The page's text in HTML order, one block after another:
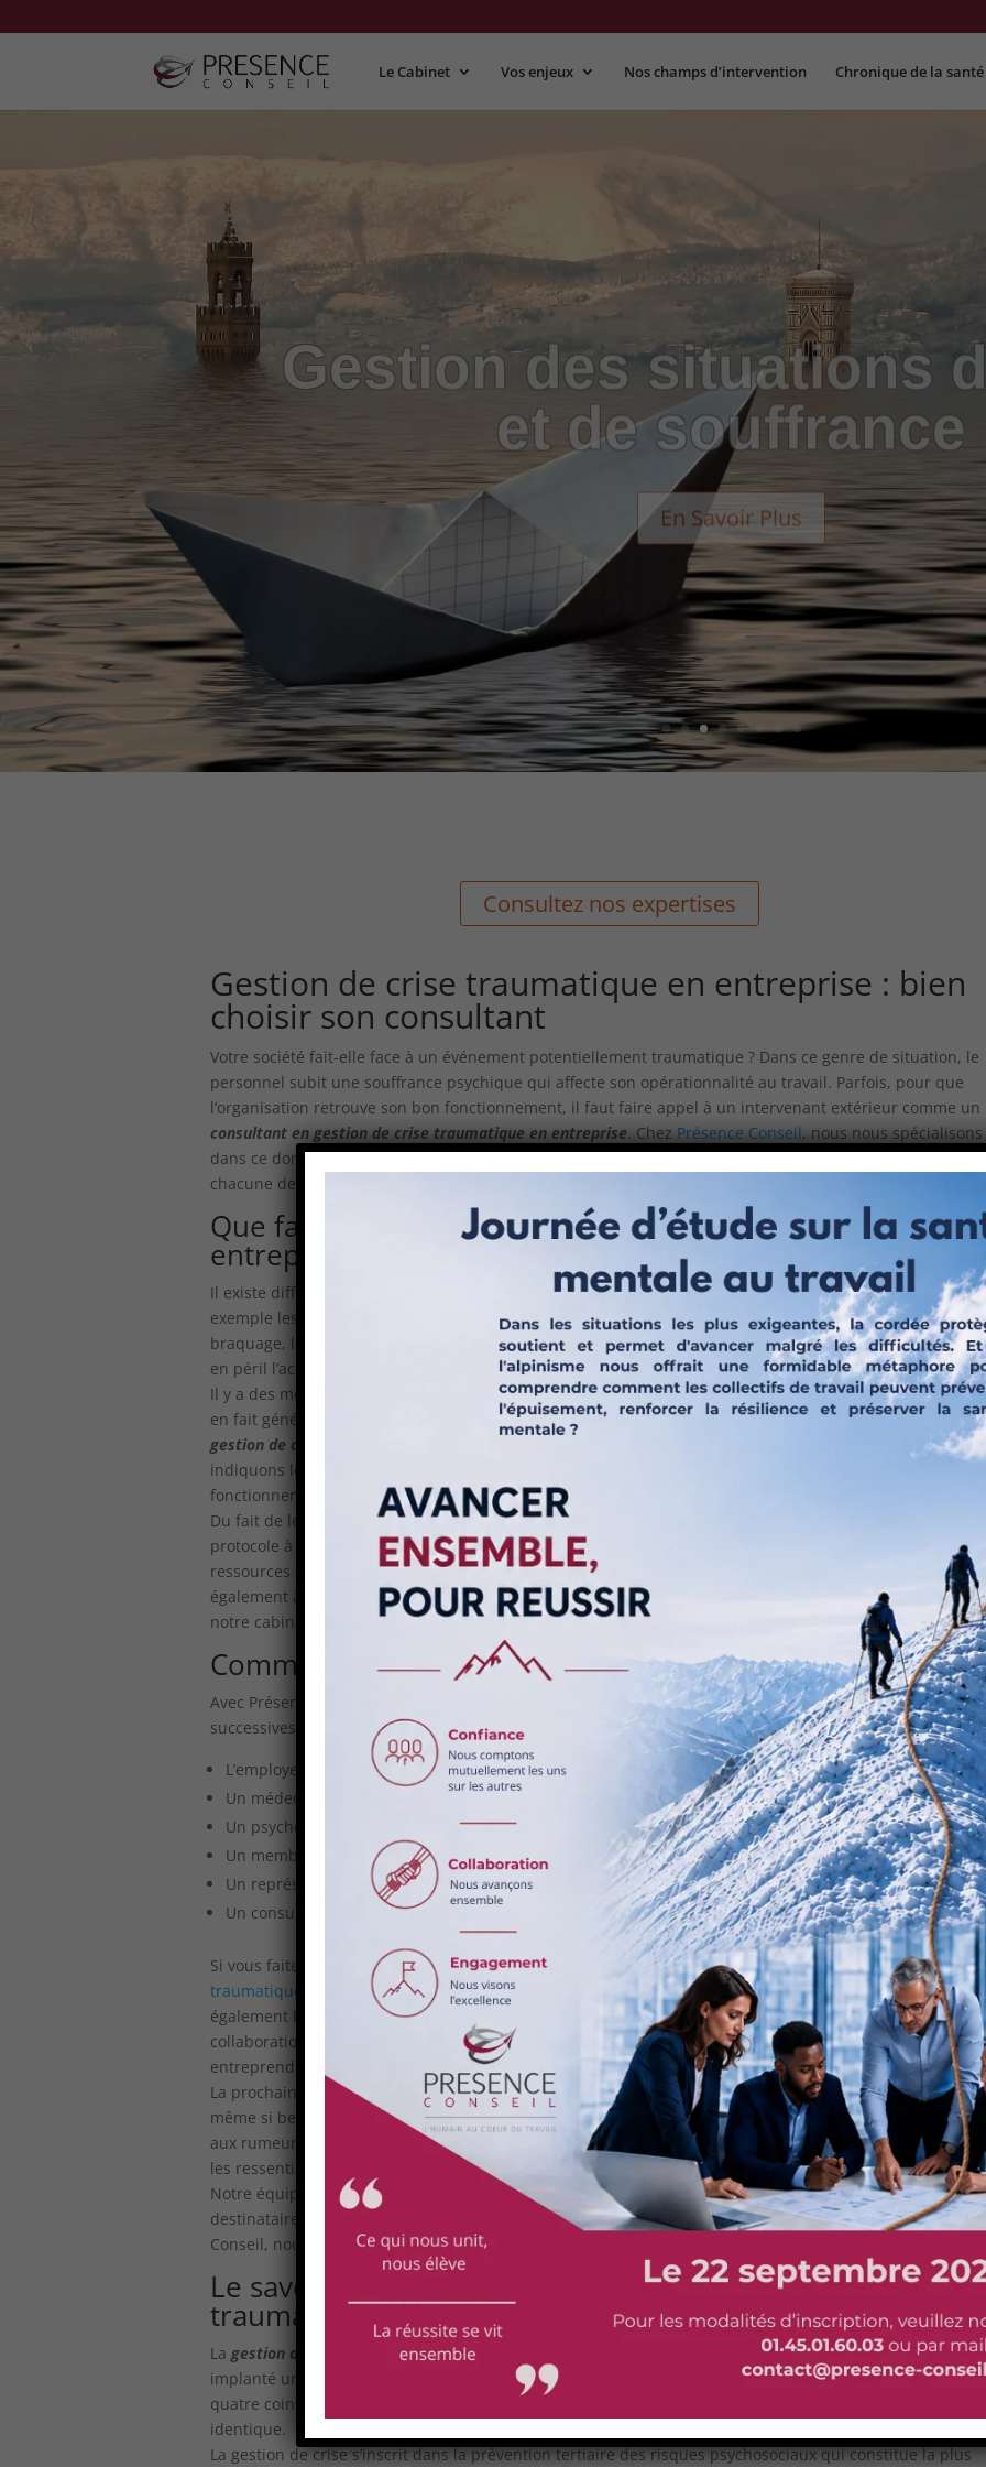
Le Cabinet Vos enjeux Nos champs d’intervention Chronique de la
Gestion des situations
et de souffrance
En Savoir Plus
Consultez nos expertises
Gestion de crise traumatique en entreprise : bien
choisir son consultant
Votre société fait-elle face à un événement potentiellement traumatique ? Dans ce genre de situation, le
personnel subit une souffrance psychique qui affecte son opérationnalité au travail. Parfois, pour que
l’organisation retrouve son bon fonctionnement, il faut faire appel à un intervenant extérieur comme un
consultant en gestion de crise traumatique en entreprise. Chez Présence Conseil, nous nous spécialisons
dans ce domaine depuis plusieurs années. Nous collaborons avec des spécialistes qui prennent en
chacune de nos interventions.
Que faut-il savoir sur la gestion de crise traumatique en
entreprise ?
Il existe différents types d’événements traumatiques dans un milieu professionnel. Nous pouvons citer
exemple les accidents de travail majeurs, le décès d’un ou plusieurs membres du personnel, le suicide,
braquage, les catastrophes naturelles ou autres. Il s’agit d’une situation violente non préméditée qui
en péril l’activité de la société.
Il y a des mesures d’urgence à appliquer en cas d’événement traumatique. Constituer une équipe de
en fait généralement partie quelle que soit la nature du cas. Présence Conseil, cabinet deconsultants en
gestion de crise traumatique en entreprise
, vous accompagne à chaque étape de la crise. Nous vous
indiquons les démarches administratives obligatoires ainsi que la posture à adopter pour ne pas altérer
fonctionnement de la société.
Du fait de leur caractère imprévisible, les crises traumatiques nécessitent la définition à l’avance d’un
protocole à suivre. Quand l’évènement survient, la réactivité est primordiale. Il importe de connaître les
ressources disponibles pour entreprendre les bons gestes. Chez Présence Conseil, nous vous aidons
également à prévoir et organiser la gestion d’une crise bien avant que celle-ci ne se produise. En effet,
notre cabinet est familier avec la prévention du stress et des risques psychosociaux
Comment gérer une crise traumatique en entreprise ?
Avec Présence Conseil, la gestion de crise traumatique en entreprisese déroule en quatre étapes
successives. La première consiste à rassembler l’équipe de crise. Celle-ci comprend :
L’employeur ;
Un médecin du travail ;
Un psychologue ou un travailleur social ;
Un membre du Comité d’hygiène, de sécurité et des conditions de travail ;
Un représentant du personnel ;
Un consultant en gestion de crise traumatique en entreprise.
Si vous faites appel aux services de Présence Conseil pour vousaccompagner dans la gestion de la crise
traumatique
, nous nous occupons de contacter et de réunir toutes ces personnes. Nous fournissons
également le psychologue qui, selon le besoin, peut être un clinicien ou un psychologue du travail. En
collaboration avec cette équipe de crise, nous évaluons la situation et organisons toutes les démarches
entreprendre.
La prochaine étape consiste à annoncer l’événement le plus vite possible. Cette phase demeure
même si beaucoup de gens savent déjà ce qui se passe. Vous évitez ainsi les éventuels débordements
aux rumeurs et aux fausses informations. Une communication officielle permet aussi de verbaliser les
les ressentis et de rendre le mal-être légitime.
Notre équipe de spécialistes vous conseille sur le meilleur moyen de rédiger et publier l’annonce selon
destinataire. Rapidement, il faut mettre en place les soutiens nécessaires pour les salariés. Chez
Conseil, nous proposons desinterventions post-traumatiques
Le savoir-faire de Présence Conseil dans la gestion de
traumatique en entreprise
La gestion des crises traumatiquesnécessite une grande réactivité. Pour cette raison, Présence Conseil
implanté un peu partout en France. Nous disposons actuellement de neuf succursales disséminées aux
quatre coins du pays. Chaque agence intègre les mêmes valeurs et fournit une qualité de service
identique.
La gestion de crise s’inscrit dans la prévention tertiaire des risques psychosociaux qui constitue la plus